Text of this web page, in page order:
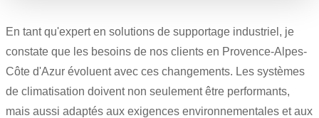
En tant qu'expert en solutions de supportage industriel, je
constate que les besoins de nos clients en Provence-Alpes-
Côte d'Azur évoluent avec ces changements. Les systèmes
de climatisation doivent non seulement être performants,
mais aussi adaptés aux exigences environnementales et aux